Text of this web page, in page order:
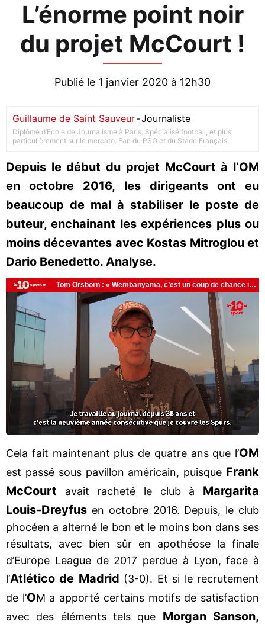
L’énorme point noir
du projet McCourt !
Publié le 1 janvier 2020 à 12h30
Guillaume de Saint Sauveur-Journaliste
Diplômé d’Ecole de Journalisme à Paris. Spécialisé football, et plus
particulièrement sur le mercato. Fan du PSG et du Stade Français.
Depuis le début du projet McCourt à l’OM
en octobre 2016, les dirigeants ont eu
beaucoup de mal à stabiliser le poste de
buteur, enchainant les expériences plus ou
moins décevantes avec Kostas Mitroglou et
Dario Benedetto. Analyse.
Cela fait maintenant plus de quatre ans que l’OM
est passé sous pavillon américain, puisque Frank
McCourt avait racheté le club à
Margarita
Louis-Dreyfus en octobre 2016. Depuis, le club
phocéen a alterné le bon et le moins bon dans ses
résultats, avec bien sûr en apothéose la finale
d’Europe League de 2017 perdue à Lyon, face à
l’Atlético de Madrid (3-0). Et si le recrutement
de l’OM a apporté certains motifs de satisfaction
avec des éléments tels que Morgan Sanson,